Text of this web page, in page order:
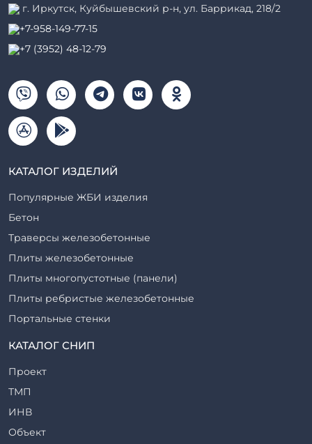
г. Иркутск, Куйбышевский р-н, ул. Баррикад, 218/2
+7-958-149-77-15
+7 (3952) 48-12-79
КАТАЛОГ ИЗДЕЛИЙ
Популярные ЖБИ изделия
Бетон
Траверсы железобетонные
Плиты железобетонные
Плиты многопустотные (панели)
Плиты ребристые железобетонные
Портальные стенки
Прогоны железобетонные
Ригели железобетонные
Сваи железобетонные
Стеновые блоки
Стойки железобетонные
КАТАЛОГ СНИП
Проект
ТМП
ИНВ
Объект